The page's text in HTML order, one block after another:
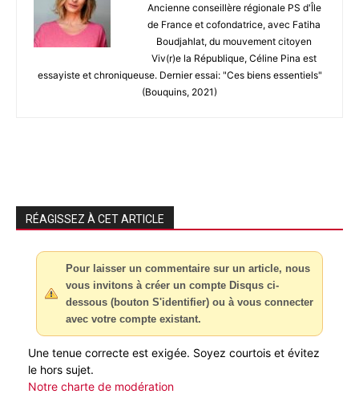
Ancienne conseillère régionale PS d'Île
de France et cofondatrice, avec Fatiha
Boudjahlat, du mouvement citoyen
Viv(r)e la République, Céline Pina est
essayiste et chroniqueuse. Dernier essai: "Ces biens essentiels"
(Bouquins, 2021)
RÉAGISSEZ À CET ARTICLE
Pour laisser un commentaire sur un article, nous
vous invitons à créer un compte Disqus ci-
dessous (bouton S'identifier) ou à vous connecter
avec votre compte existant.
Une tenue correcte est exigée. Soyez courtois et évitez
le hors sujet.
Notre charte de modération